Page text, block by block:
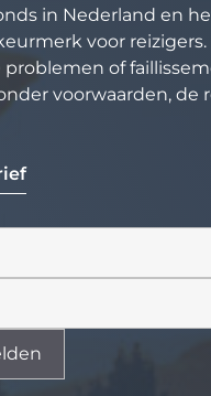
in Nederland en
voor reizigers.
problemen of
voorwaarden, de